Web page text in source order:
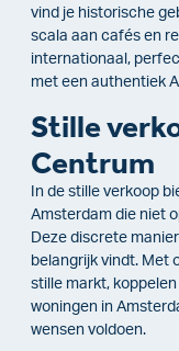
vind je historische
scala aan cafés en
internationaal,
met een authentiek
Stille
Centrum
In de stille verkoop
Amsterdam die niet
Deze discrete
belangrijk vindt. Met
stille markt,
woningen in
wensen voldoen.